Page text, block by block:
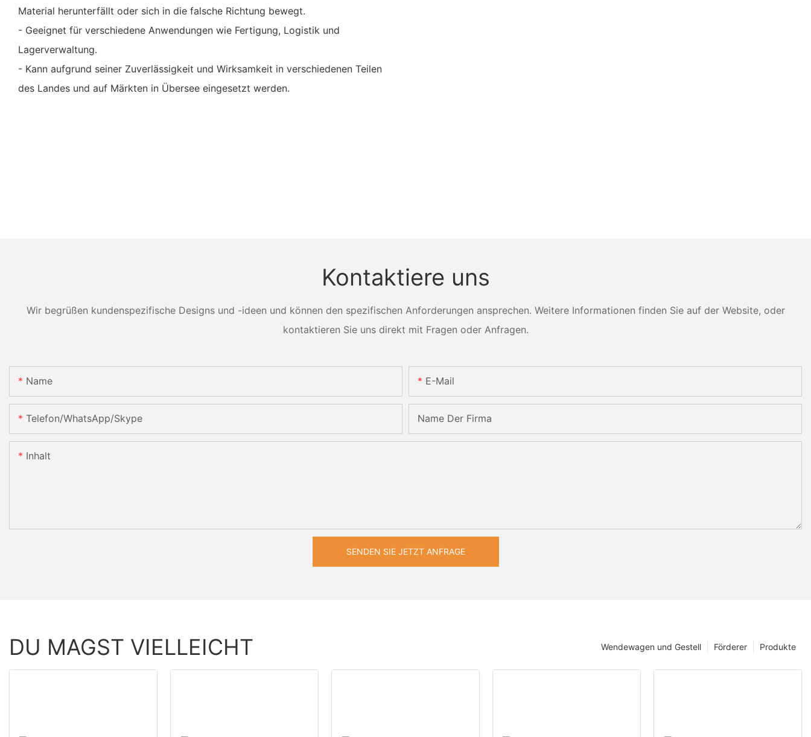
Material herunterfällt oder sich in die falsche Richtung bewegt.
- Geeignet für verschiedene Anwendungen wie Fertigung, Logistik und
Lagerverwaltung.
- Kann aufgrund seiner Zuverlässigkeit und Wirksamkeit in verschiedenen Teilen
des Landes und auf Märkten in Übersee eingesetzt werden.
Kontaktiere uns
Wir begrüßen kundenspezifische Designs und -ideen und können den spezifischen Anforderungen ansprechen. Weitere Informationen finden Sie auf der Website, oder
kontaktieren Sie uns direkt mit Fragen oder Anfragen.
Name E-Mail
Telefon/WhatsApp/Skype Name Der Firma
Inhalt
SENDEN SIE JETZT ANFRAGE
DU MAGST VIELLEICHT Produkte
Förderer
Wendewagen und Gestell